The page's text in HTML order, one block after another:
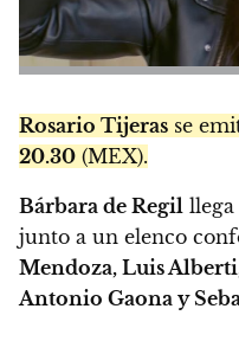
Rosario Tijeras se
20.30 (MEX).
Bárbara de Regil
junto a un elenco
Mendoza, Luis
Antonio Gaona y